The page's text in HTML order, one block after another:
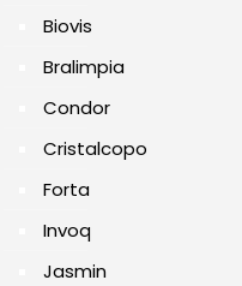
Biovis
Bralimpia
Condor
Cristalcopo
Forta
Invoq
Jasmin